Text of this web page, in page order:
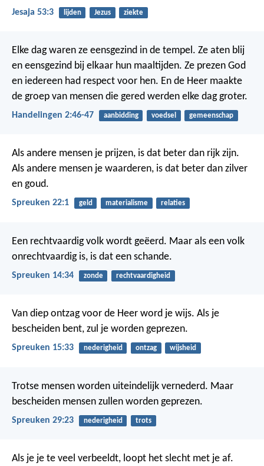
Jesaja 53:3 lijden Jezus ziekte
Elke dag waren ze eensgezind in de tempel. Ze aten blij
en eensgezind bij elkaar hun maaltijden. Ze prezen God
en iedereen had respect voor hen. En de Heer maakte
de groep van mensen die gered werden elke dag groter.
Handelingen 2:46-47 aanbidding voedsel gemeenschap
Als andere mensen je prijzen, is dat beter dan rijk zijn.
Als andere mensen je waarderen, is dat beter dan zilver
en goud.
Spreuken 22:1 geld materialisme relaties
Een rechtvaardig volk wordt geëerd. Maar als een volk
onrechtvaardig is, is dat een schande.
Spreuken 14:34 zonde rechtvaardigheid
Van diep ontzag voor de Heer word je wijs. Als je
bescheiden bent, zul je worden geprezen.
Spreuken 15:33 nederigheid ontzag wijsheid
Trotse mensen worden uiteindelijk vernederd. Maar
bescheiden mensen zullen worden geprezen.
Spreuken 29:23 nederigheid trots
Als je je te veel verbeeldt, loopt het slecht met je af.